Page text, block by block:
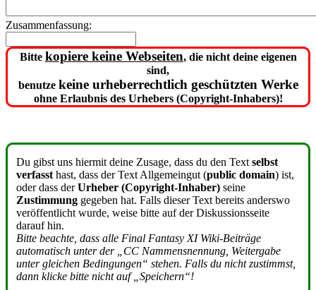
Zusammenfassung:
Bitte kopiere keine Webseiten, die nicht deine eigenen
sind,
benutze keine urheberrechtlich geschützten Werke
ohne Erlaubnis des Urhebers (Copyright-Inhabers)!
Du gibst uns hiermit deine Zusage, dass du den Text selbst
verfasst hast, dass der Text Allgemeingut (public domain) ist,
oder dass derUrheber (Copyright-Inhaber) seine
Zustimmung gegeben hat. Falls dieser Text bereits anderswo
veröffentlicht wurde, weise bitte auf der Diskussionsseite
darauf hin.
Bitte beachte, dass alle Final Fantasy XI Wiki-Beiträge
automatisch unter der „CC Nammensnennung, Weitergabe
unter gleichen Bedingungen“ stehen. Falls du nicht zustimmst,
dann klicke bitte nicht auf „Speichern“!